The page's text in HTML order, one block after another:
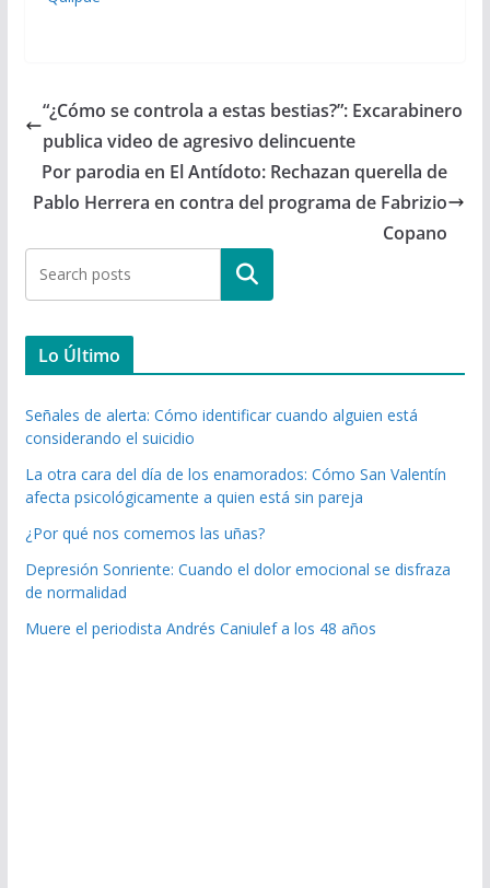
“¿Cómo se controla a estas bestias?”: Excarabinero
publica video de agresivo delincuente
Por parodia en El Antídoto: Rechazan querella de
Pablo Herrera en contra del programa de Fabrizio
Copano
Buscar
Lo Último
Señales de alerta: Cómo identificar cuando alguien está
considerando el suicidio
La otra cara del día de los enamorados: Cómo San Valentín
afecta psicológicamente a quien está sin pareja
¿Por qué nos comemos las uñas?
Depresión Sonriente: Cuando el dolor emocional se disfraza
de normalidad
Muere el periodista Andrés Caniulef a los 48 años